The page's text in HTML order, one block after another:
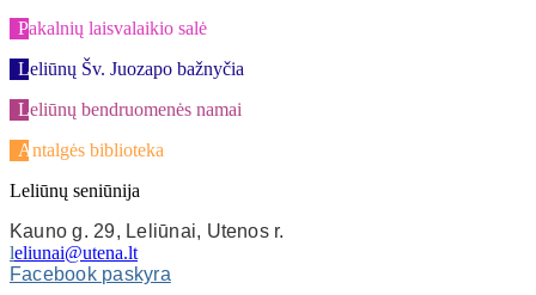
Pakalnių laisvalaikio salė
Leliūnų Šv. Juozapo bažnyčia
Leliūnų bendruomenės namai
Antalgės biblioteka
Leliūnų seniūnija
Kauno g. 29, Leliūnai, Utenos r.
leliunai@utena.lt
Facebook paskyra